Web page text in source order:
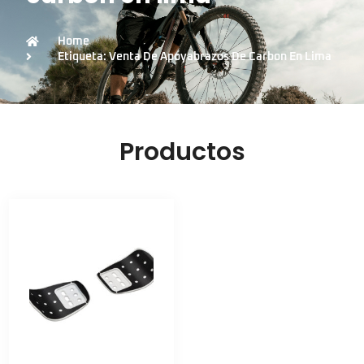
Home
Etiqueta: Venta De Apoyabrazos De Carbon En Lima
Productos